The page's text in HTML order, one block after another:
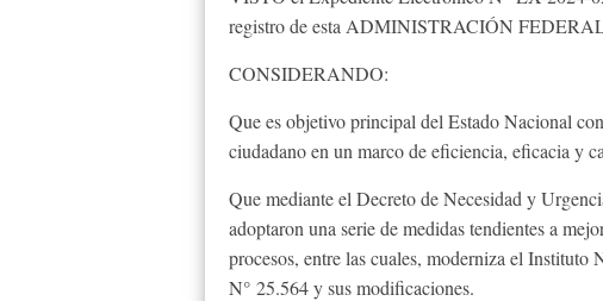
registro de esta ADMINISTRACIÓN
CONSIDERANDO:
Que es objetivo principal del Estado Nacional
ciudadano en un marco de eficiencia, eficacia y
Que mediante el Decreto de Necesidad y
adoptaron una serie de medidas tendientes a
procesos, entre las cuales, moderniza el
N° 25.564 y sus modificaciones.